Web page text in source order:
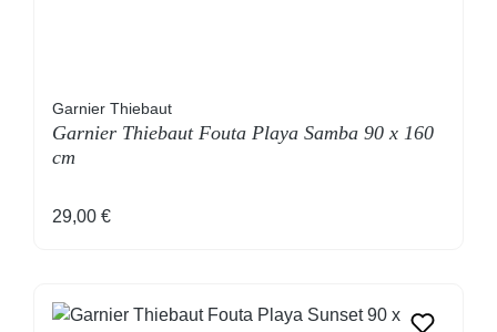
Garnier Thiebaut
Garnier Thiebaut Fouta Playa Samba 90 x 160
cm
Regulärer Preis:
29,00 €